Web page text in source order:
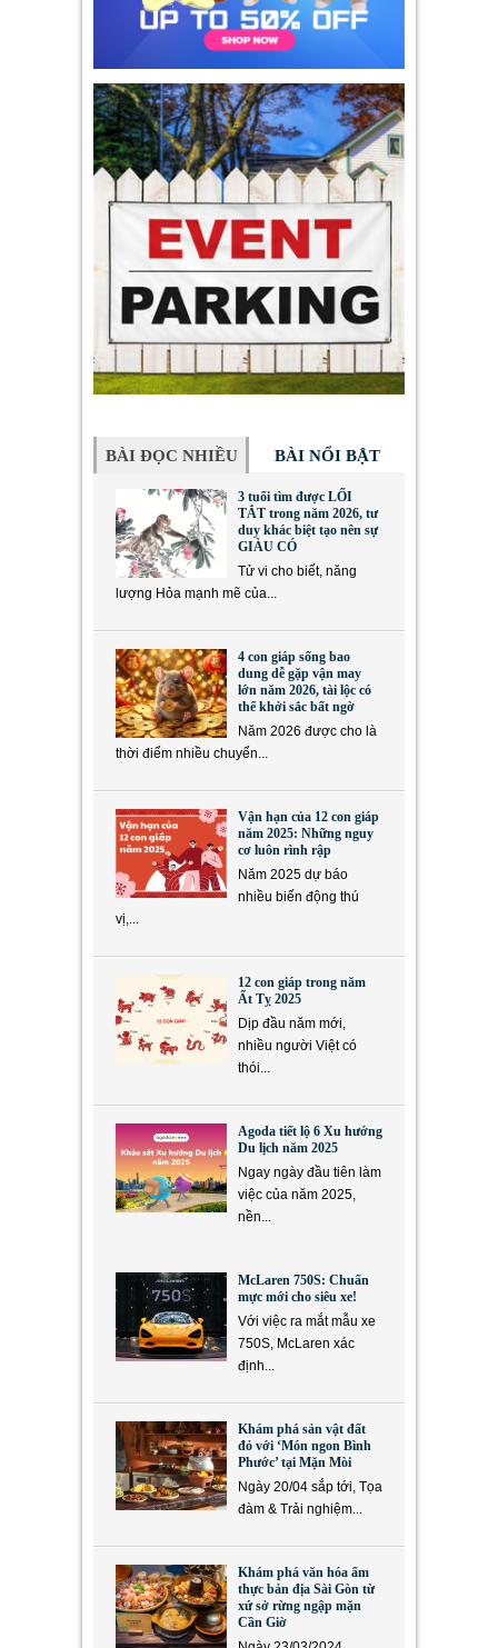
BÀI ĐỌC NHIỀU BÀI NỔI BẬT
3 tuổi tìm được LỐI
TẮT trong năm 2026, tư
duy khác biệt tạo nên sự
GIÀU CÓ
Tử vi cho biết, năng
lượng Hỏa mạnh mẽ của...
4 con giáp sống bao
dung dễ gặp vận may
lớn năm 2026, tài lộc có
thể khởi sắc bất ngờ
Năm 2026 được cho là
thời điểm nhiều chuyển...
Vận hạn của 12 con giáp
năm 2025: Những nguy
cơ luôn rình rập
Năm 2025 dự báo
nhiều biến động thú
vị,...
12 con giáp trong năm
Ất Tỵ 2025
Dịp đầu năm mới,
nhiều người Việt có
thói...
Agoda tiết lộ 6 Xu hướng
Du lịch năm 2025
Ngay ngày đầu tiên làm
việc của năm 2025,
nền...
McLaren 750S: Chuẩn
mực mới cho siêu xe!
Với việc ra mắt mẫu xe
750S, McLaren xác
định...
Khám phá sản vật đất
đỏ với ‘Món ngon Bình
Phước’ tại Mặn Mòi
Ngày 20/04 sắp tới, Tọa
đàm & Trải nghiệm...
Khám phá văn hóa ẩm
thực bản địa Sài Gòn từ
xứ sở rừng ngập mặn
Cần Giờ